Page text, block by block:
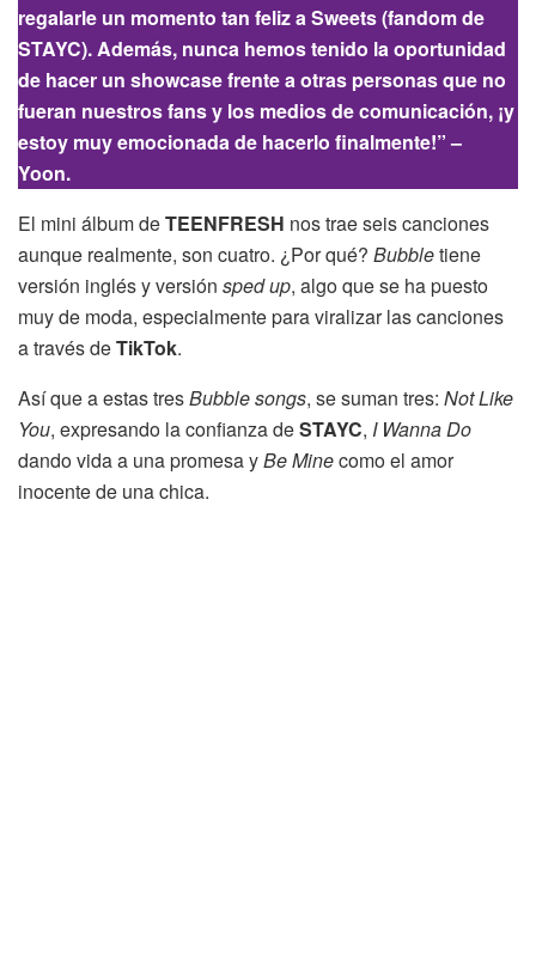
regalarle un momento tan feliz a Sweets (fandom de
STAYC). Además, nunca hemos tenido la oportunidad
de hacer un showcase frente a otras personas que no
fueran nuestros fans y los medios de comunicación, ¡y
estoy muy emocionada de hacerlo finalmente!” –
Yoon.
El mini álbum deTEENFRESH nos trae seis canciones
aunque realmente, son cuatro. ¿Por qué? Bubbletiene
versión inglés y versión sped up, algo que se ha puesto
muy de moda, especialmente para viralizar las canciones
a través deTikTok.
Así que a estas tresBubble songs, se suman tres: Not Like
You, expresando la confianza deSTAYC, I Wanna Do
dando vida a una promesa yBe Minecomo el amor
inocente de una chica.